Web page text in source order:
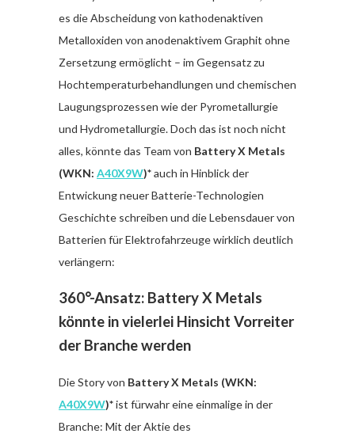
es die Abscheidung von kathodenaktiven
Metalloxiden von anodenaktivem Graphit ohne
Zersetzung ermöglicht – im Gegensatz zu
Hochtemperaturbehandlungen und chemischen
Laugungsprozessen wie der Pyrometallurgie
und Hydrometallurgie. Doch das ist noch nicht
alles, könnte das Team von Battery X Metals
(WKN: A40X9W)*auch in Hinblick der
Entwickung neuer Batterie-Technologien
Geschichte schreiben und die Lebensdauer von
Batterien für Elektrofahrzeuge wirklich deutlich
verlängern:
360°-Ansatz: Battery X Metals
könnte in vielerlei Hinsicht Vorreiter
der Branche werden
Die Story von Battery X Metals (WKN:
A40X9W)*ist fürwahr eine einmalige in der
Branche: Mit der Aktie des